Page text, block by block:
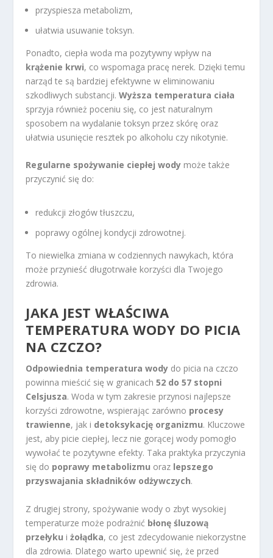
przyspiesza metabolizm,
ułatwia usuwanie toksyn.
Ponadto, ciepła woda ma pozytywny wpływ na
krążenie krwi, co wspomaga pracę nerek. Dzięki temu
narząd te są bardziej efektywne w eliminowaniu
szkodliwych substancji.Wyższa temperatura ciała
sprzyja również poceniu się, co jest naturalnym
sposobem na wydalanie toksyn przez skórę oraz
ułatwia usunięcie resztek po alkoholu czy nikotynie.
Regularne spożywanie ciepłej wody może także
przyczynić się do:
redukcji złogów tłuszczu,
poprawy ogólnej kondycji zdrowotnej.
To niewielka zmiana w codziennych nawykach, która
może przynieść długotrwałe korzyści dla Twojego
zdrowia.
JAKA JEST WŁAŚCIWA
TEMPERATURA WODY DO PICIA
NA CZCZO?
Odpowiednia temperatura wody do picia na czczo
powinna mieścić się w granicach52 do 57 stopni
Celsjusza. Woda w tym zakresie przynosi najlepsze
korzyści zdrowotne, wspierając zarówno procesy
trawienne, jak i detoksykację organizmu. Kluczowe
jest, aby picie ciepłej, lecz nie gorącej wody pomogło
wywołać te pozytywne efekty. Taka praktyka przyczynia
się do poprawy metabolizmu oraz lepszego
przyswajania składników odżywczych.
Z drugiej strony, spożywanie wody o zbyt wysokiej
temperaturze może podrażnić błonę śluzową
przełyku iżołądka, co jest zdecydowanie niekorzystne
dla zdrowia. Dlatego warto upewnić się, że przed